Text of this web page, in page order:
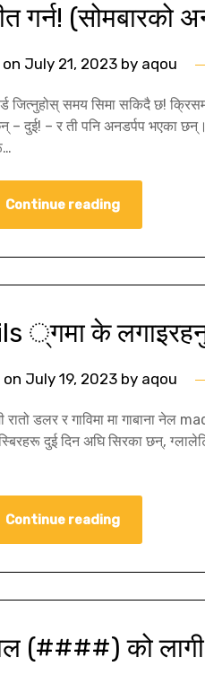
गर्न! (सोमबारको
July 21, 2023 by aqou
जित्नुहोस् समय सिमा सकिदै छ!
दुई! – र ती पनि अनडर्पप भएका
Continue reading
्गमा के
on July 19, 2023by aqou
डलर र गाविमा मा गाबाना नेल
दुई दिन अघि सिरका छन्,
Continue reading
(####) को